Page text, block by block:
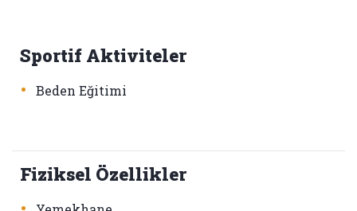
Sportif Aktiviteler
• Beden Eğitimi
Fiziksel Özellikler